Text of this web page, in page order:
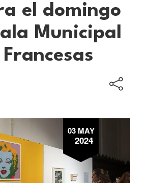
el domingo
Municipal
03 MAY
2024